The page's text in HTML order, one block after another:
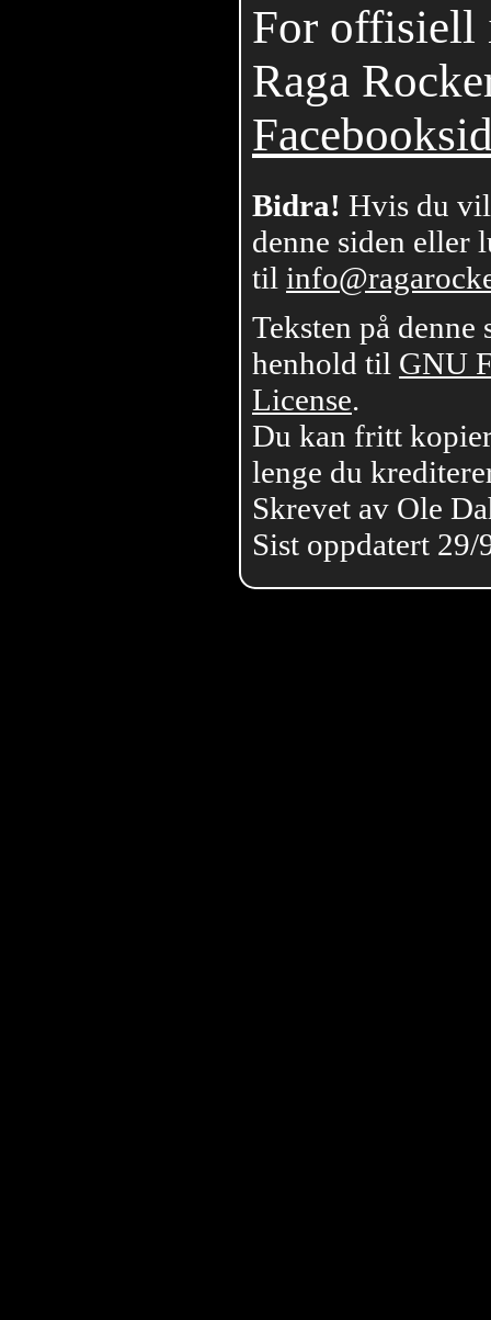
For offisiell
Raga
Bidra! Hvis du
denne siden eller
til
Teksten på
henhold til GNU
License.
Du kan fritt
lenge du
Skrevet av Ole
Sist oppdatert 29/